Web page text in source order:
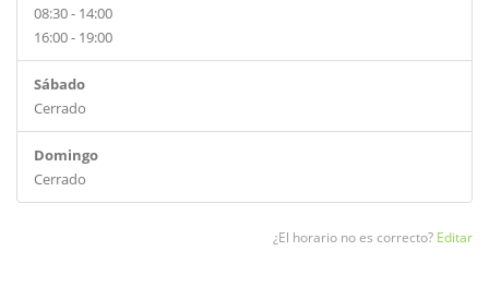
08:30 - 14:00
16:00 - 19:00
Sábado
Cerrado
Domingo
Cerrado
¿El horario no es correcto? Editar